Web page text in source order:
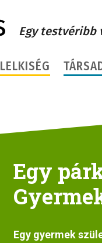
Egy testvéribb
LELKISÉG
Egy
Egy gyermek